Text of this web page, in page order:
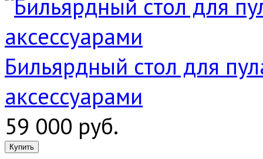
Бильярдный стол для
аксессуарами
59 000 руб.